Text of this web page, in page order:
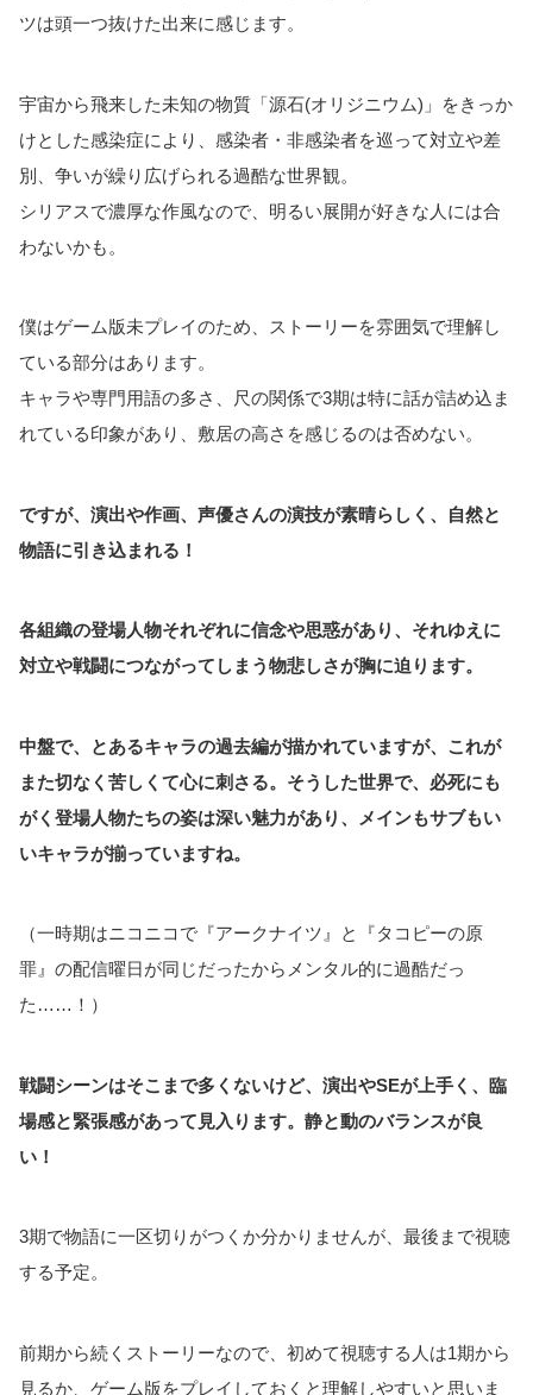
ツは頭一つ抜けた出来に感じます。
宇宙から飛来した未知の物質「源石(オリジニウム)」をきっか
けとした感染症により、感染者・非感染者を巡って対立や差
別、争いが繰り広げられる過酷な世界観。
シリアスで濃厚な作風なので、明るい展開が好きな人には合
わないかも。
僕はゲーム版未プレイのため、ストーリーを雰囲気で理解し
ている部分はあります。
キャラや専門用語の多さ、尺の関係で3期は特に話が詰め込ま
れている印象があり、敷居の高さを感じるのは否めない。
ですが、演出や作画、声優さんの演技が素晴らしく、自然と
物語に引き込まれる！
各組織の登場人物それぞれに信念や思惑があり、それゆえに
対立や戦闘につながってしまう物悲しさが胸に迫ります。
中盤で、とあるキャラの過去編が描かれていますが、これが
また切なく苦しくて心に刺さる。そうした世界で、必死にも
がく登場人物たちの姿は深い魅力があり、メインもサブもい
いキャラが揃っていますね。
（一時期はニコニコで『アークナイツ』と『タコピーの原
罪』の配信曜日が同じだったからメンタル的に過酷だっ
た……！）
戦闘シーンはそこまで多くないけど、演出やSEが上手く、臨
場感と緊張感があって見入ります。静と動のバランスが良
い！
3期で物語に一区切りがつくか分かりませんが、最後まで視聴
する予定。
前期から続くストーリーなので、初めて視聴する人は1期から
見るか、ゲーム版をプレイしておくと理解しやすいと思いま